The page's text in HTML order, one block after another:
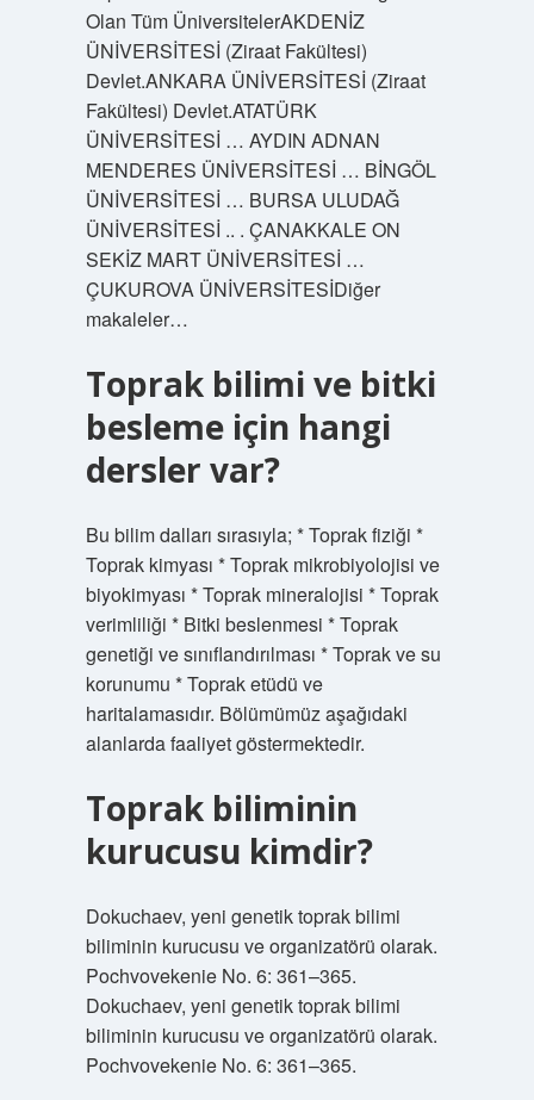
Olan Tüm ÜniversitelerAKDENİZ
ÜNİVERSİTESİ (Ziraat Fakültesi)
Devlet.ANKARA ÜNİVERSİTESİ (Ziraat
Fakültesi) Devlet.ATATÜRK
ÜNİVERSİTESİ … AYDIN ​​​​​​​​ADNAN
MENDERES ÜNİVERSİTESİ … BİNGÖL
ÜNİVERSİTESİ … BURSA ULUDAĞ
ÜNİVERSİTESİ .. . ÇANAKKALE ON
SEKİZ MART ÜNİVERSİTESİ …
ÇUKUROVA ÜNİVERSİTESİDiğer
makaleler…
Toprak bilimi ve bitki
besleme için hangi
dersler var?
Bu bilim dalları sırasıyla; * Toprak fiziği *
Toprak kimyası * Toprak mikrobiyolojisi ve
biyokimyası * Toprak mineralojisi * Toprak
verimliliği * Bitki beslenmesi * Toprak
genetiği ve sınıflandırılması * Toprak ve su
korunumu * Toprak etüdü ve
haritalamasıdır. Bölümümüz aşağıdaki
alanlarda faaliyet göstermektedir.
Toprak biliminin
kurucusu kimdir?
Dokuchaev, yeni genetik toprak bilimi
biliminin kurucusu ve organizatörü olarak.
Pochvovekenie No. 6: 361–365.
Dokuchaev, yeni genetik toprak bilimi
biliminin kurucusu ve organizatörü olarak.
Pochvovekenie No. 6: 361–365.